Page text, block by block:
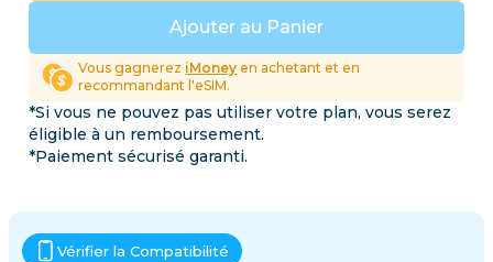
Ajouter au Panier
Vous gagnerez iMoney en achetant et en
recommandant l'eSIM.
*Si vous ne pouvez pas utiliser votre plan, vous serez
éligible à un remboursement.
*Paiement sécurisé garanti.
Vérifier la Compatibilité